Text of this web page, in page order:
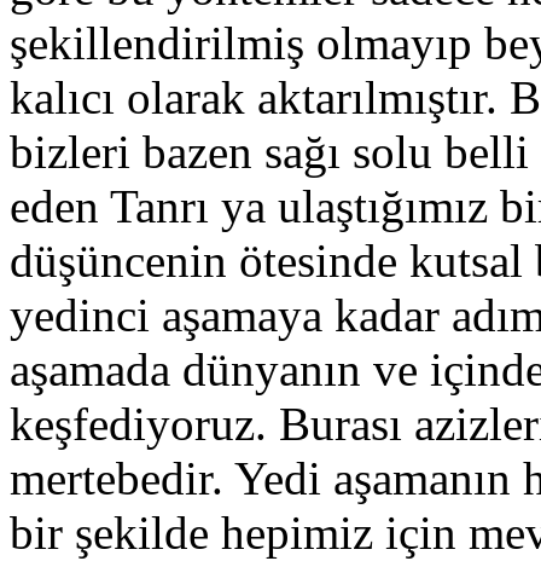
şekillendirilmiş olmayıp
kalıcı olarak
bizleri bazen sağı solu
eden Tanrı ya ulaştığımız
düşüncenin ötesinde kutsal
yedinci aşamaya kadar
aşamada dünyanın ve
keşfediyoruz. Burası
mertebedir. Yedi
bir şekilde hepimiz için